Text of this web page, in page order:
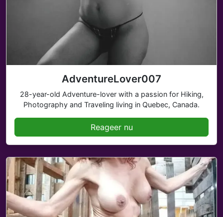
AdventureLover007
28-year-old Adventure-lover with a passion for Hiking,
Photography and Traveling living in Quebec, Canada.
Reageer nu